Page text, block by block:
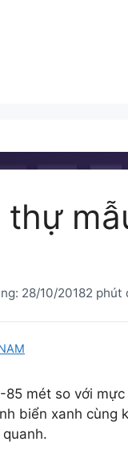
28/10/20182 phút
mét so với
biển xanh cùng